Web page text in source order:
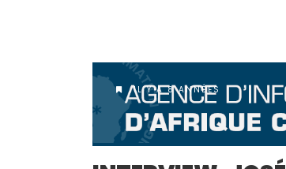
IL Y A 8 ANNÉES